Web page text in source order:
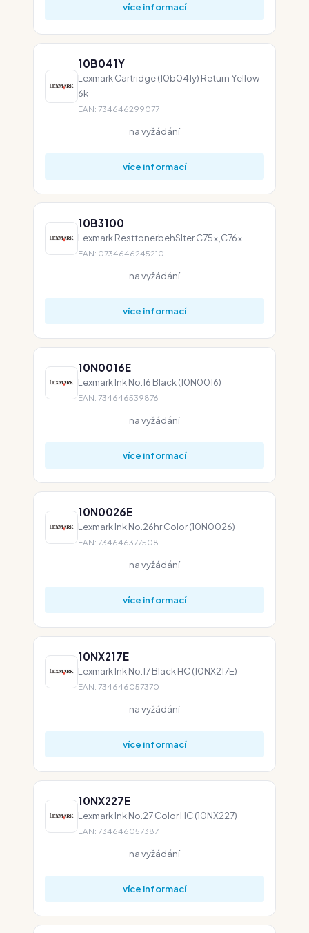
více informací
10B041Y
Lexmark Cartridge (10b041y) Return Yellow
6k
EAN: 734646299077
na vyžádání
více informací
10B3100
Lexmark ResttonerbehSlter C75x,C76x
EAN: 0734646245210
na vyžádání
více informací
10N0016E
Lexmark Ink No.16 Black (10N0016)
EAN: 734646539876
na vyžádání
více informací
10N0026E
Lexmark Ink No.26hr Color (10N0026)
EAN: 734646377508
na vyžádání
více informací
10NX217E
Lexmark Ink No.17 Black HC (10NX217E)
EAN: 734646057370
na vyžádání
více informací
10NX227E
Lexmark Ink No.27 Color HC (10NX227)
EAN: 734646057387
na vyžádání
více informací